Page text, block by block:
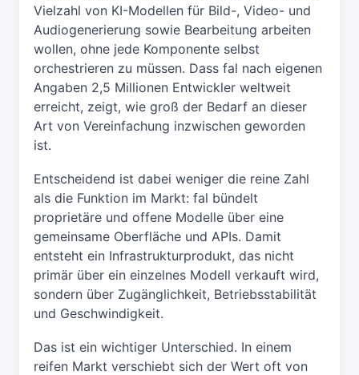
Vielzahl von KI-Modellen für Bild-, Video- und
Audiogenerierung sowie Bearbeitung arbeiten
wollen, ohne jede Komponente selbst
orchestrieren zu müssen. Dass fal nach eigenen
Angaben 2,5 Millionen Entwickler weltweit
erreicht, zeigt, wie groß der Bedarf an dieser
Art von Vereinfachung inzwischen geworden
ist.
Entscheidend ist dabei weniger die reine Zahl
als die Funktion im Markt: fal bündelt
proprietäre und offene Modelle über eine
gemeinsame Oberfläche und APIs. Damit
entsteht ein Infrastrukturprodukt, das nicht
primär über ein einzelnes Modell verkauft wird,
sondern über Zugänglichkeit, Betriebsstabilität
und Geschwindigkeit.
Das ist ein wichtiger Unterschied. In einem
reifen Markt verschiebt sich der Wert oft von